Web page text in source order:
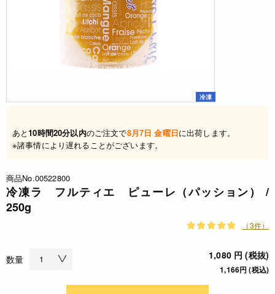
冷凍
あと10時間20分以内のご注文で8月7日 金曜日に出荷します。
※諸事情により遅れることがございます。
商品No.00522800
冷凍ラ フルティエ ピューレ（パッション） /
250g
（3件）
数量 1,080 円 (税抜)
1,166円 (税込)